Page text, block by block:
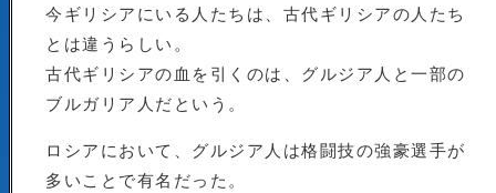
今ギリシアにいる人たちは、古代ギリシアの人たち
とは違うらしい。
古代ギリシアの血を引くのは、グルジア人と一部の
ブルガリア人だという。
ロシアにおいて、グルジア人は格闘技の強豪選手が
多いことで有名だった。